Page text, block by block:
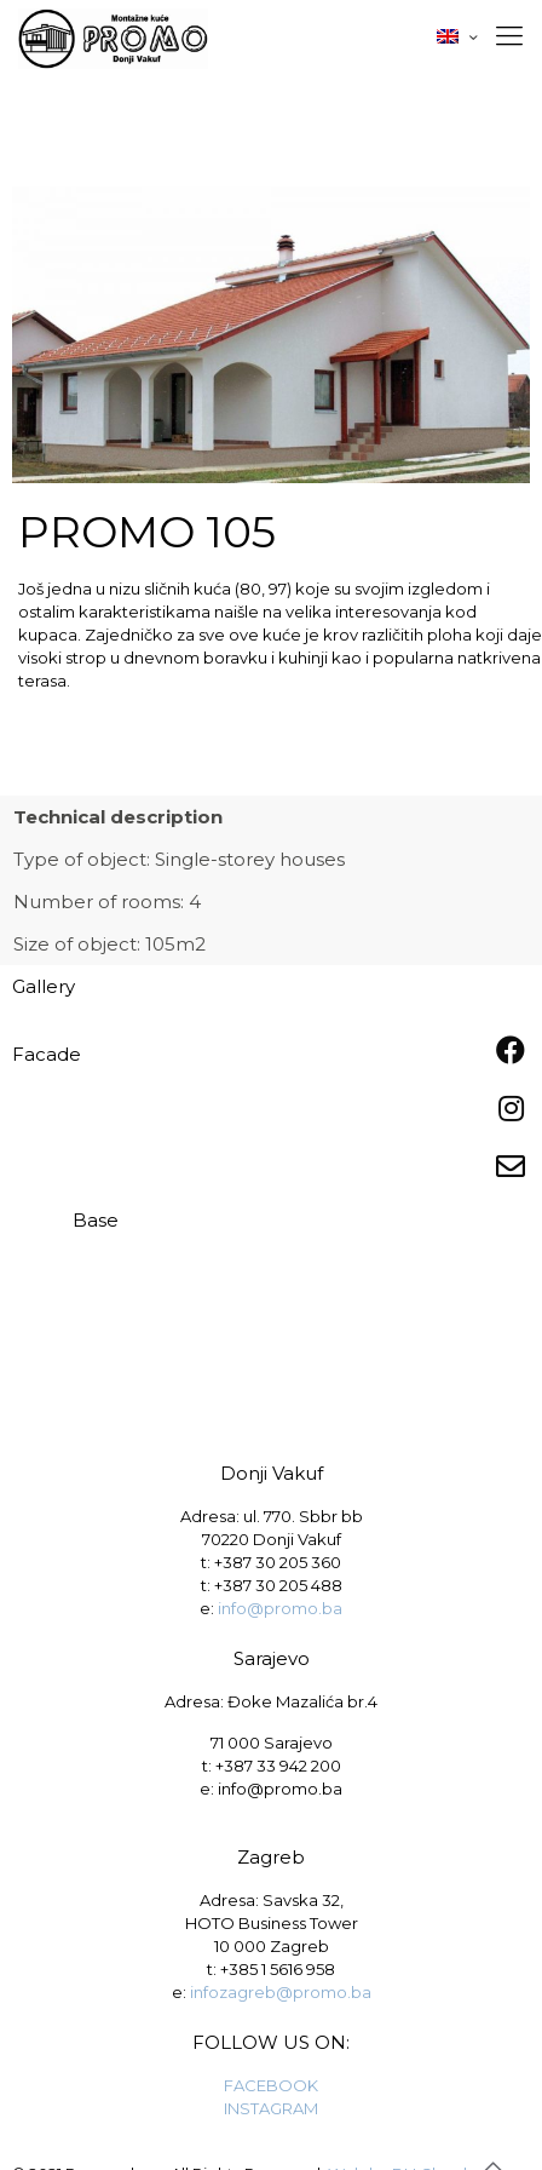
PROMO 105
Još jedna u nizu sličnih kuća (80, 97) koje su svojim izgledom i
ostalim karakteristikama naišle na velika interesovanja kod
kupaca. Zajedničko za sve ove kuće je krov različitih ploha koji daje
visoki strop u dnevnom boravku i kuhinji kao i popularna natkrivena
terasa.
Technical description
Type of object: Single-storey houses
Number of rooms: 4
Size of object: 105m2
Gallery
Facade
Base
Donji Vakuf
Adresa: ul. 770. Sbbr bb
70220 Donji Vakuf
t: +387 30 205 360
t: +387 30 205 488
e: info@promo.ba
Sarajevo
Adresa: Đoke Mazalića br.4
71 000 Sarajevo
t: +387 33 942 200
e: info@promo.ba
Zagreb
Adresa: Savska 32,
HOTO Business Tower
10 000 Zagreb
t: +385 1 5616 958
e: infozagreb@promo.ba
FOLLOW US ON:
FACEBOOK
INSTAGRAM